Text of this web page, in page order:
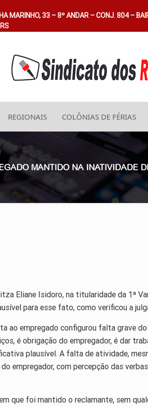
MARINHO, 33 – 8º ANDAR – CONJ. 804 –
REGIONAIS COLÔNIAS DE FÉRIAS
MANTIDO NA INATIVIDADE
Eliane Isidoro, na titularidade da 1ª
para esse fato, como verificou a
ao empregado configurou falta grave
é obrigação do empregador, é dar
plausível. A falta de atividade,
empregador, com percepção das
que foi mantido o reclamante, sem